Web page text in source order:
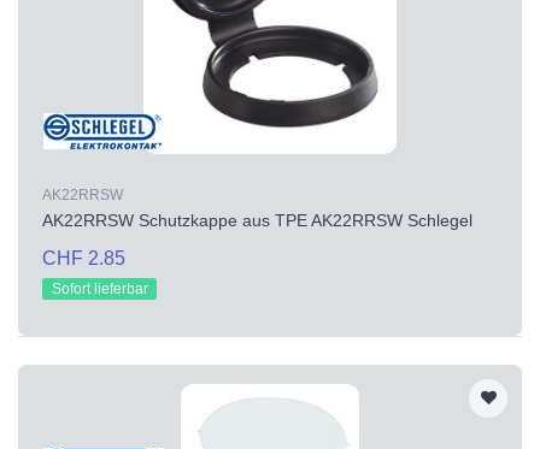
AK22RRSW
AK22RRSW Schutzkappe aus TPE AK22RRSW Schlegel
CHF 2.85
Sofort lieferbar